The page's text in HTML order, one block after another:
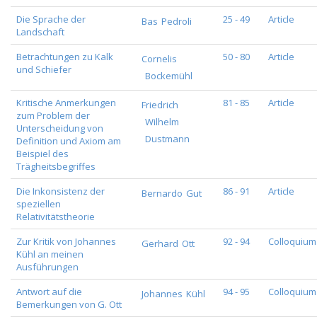
Die Sprache der
Landschaft
Bas Pedroli 25 - 49 Article
Betrachtungen zu Kalk
und Schiefer
Cornelis
Bockemühl
50 - 80 Article
Kritische Anmerkungen
zum Problem der
Unterscheidung von
Definition und Axiom am
Beispiel des
Trägheitsbegriffes
Friedrich
Wilhelm
Dustmann
81 - 85 Article
Die Inkonsistenz der
speziellen
Relativitätstheorie
Bernardo Gut 86 - 91 Article
Zur Kritik von Johannes
Kühl an meinen
Ausführungen
Gerhard Ott 92 - 94 Colloquium
Antwort auf die
Bemerkungen von G. Ott
Johannes Kühl 94 - 95 Colloquium